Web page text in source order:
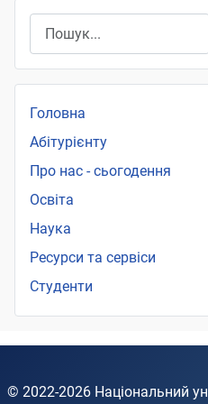
Головна
Абітурієнту
Про нас - сьогодення
Освіта
Наука
Ресурси та сервіси
Студенти
© 2022-2026 Національний